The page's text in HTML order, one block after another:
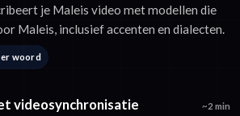
je Maleis video met modellen die
Maleis, inclusief accenten en dialecten.
woord
videosynchronisatie ~2 min